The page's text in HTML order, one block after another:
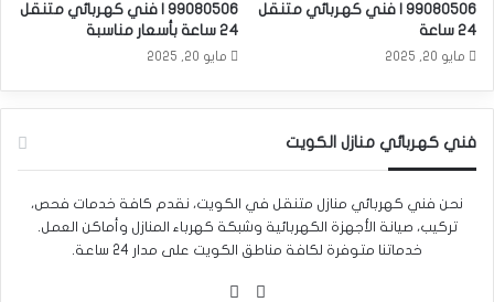
99080506 | فني كهربائي متنقل
24 ساعة
مايو 20, 2025
99080506 | فني كهربائي متنقل
24 ساعة بأسعار مناسبة
مايو 20, 2025
فني كهربائي منازل الكويت
نحن فني كهربائي منازل متنقل في الكويت، نقدم كافة خدمات فحص،
تركيب، صيانة الأجهزة الكهربائية وشبكة كهرباء المنازل وأماكن العمل.
خدماتنا متوفرة لكافة مناطق الكويت على مدار 24 ساعة.
واتساب